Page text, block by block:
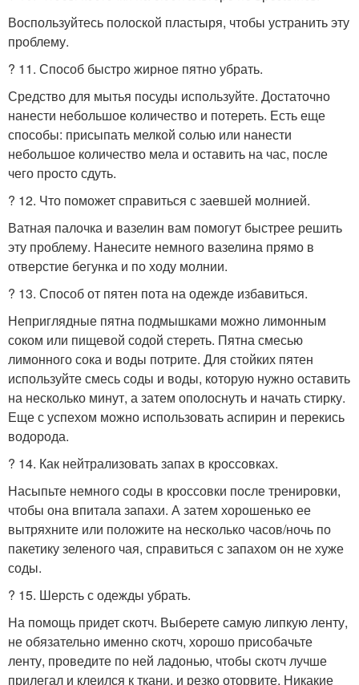
Воспользуйтесь полоской пластыря, чтобы устранить эту
проблему.
? 11. Способ быстро жирное пятно убрать.
Средство для мытья посуды используйте. Достаточно
нанести небольшое количество и потереть. Есть еще
способы: присыпать мелкой солью или нанести
небольшое количество мела и оставить на час, после
чего просто сдуть.
? 12. Что поможет справиться с заевшей молнией.
Ватная палочка и вазелин вам помогут быстрее решить
эту проблему. Нанесите немного вазелина прямо в
отверстие бегунка и по ходу молнии.
? 13. Способ от пятен пота на одежде избавиться.
Неприглядные пятна подмышками можно лимонным
соком или пищевой содой стереть. Пятна смесью
лимонного сока и воды потрите. Для стойких пятен
используйте смесь соды и воды, которую нужно оставить
на несколько минут, а затем ополоснуть и начать стирку.
Еще с успехом можно использовать аспирин и перекись
водорода.
? 14. Как нейтрализовать запах в кроссовках.
Насыпьте немного соды в кроссовки после тренировки,
чтобы она впитала запахи. А затем хорошенько ее
вытряхните или положите на несколько часов/ночь по
пакетику зеленого чая, справиться с запахом он не хуже
соды.
? 15. Шерсть с одежды убрать.
На помощь придет скотч. Выберете самую липкую ленту,
не обязательно именно скотч, хорошо присобачьте
ленту, проведите по ней ладонью, чтобы скотч лучше
прилегал и клеился к ткани, и резко оторвите. Никакие